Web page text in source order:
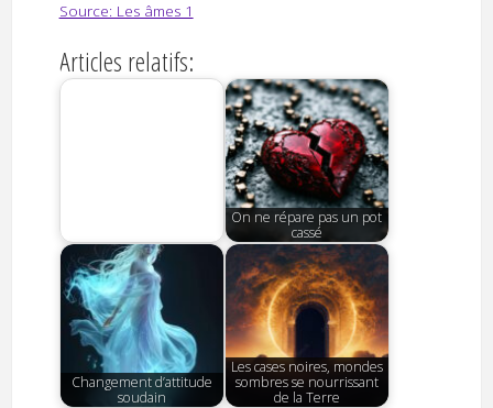
Source: Les âmes 1
Articles relatifs:
Energies et conception
d'espèces animales
terrestres
On ne répare pas un pot
cassé
Changement d’attitude
soudain
Les cases noires, mondes
sombres se nourrissant
de la Terre